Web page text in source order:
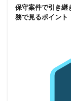
保守案件で引き継
務で見るポイント